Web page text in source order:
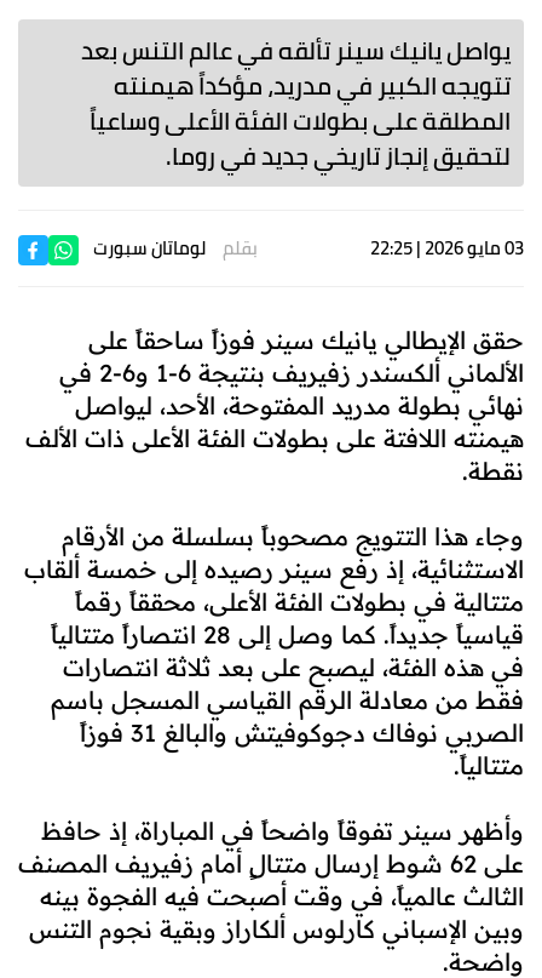
يواصل يانيك سينر تألقه في عالم التنس بعد
تتويجه الكبير في مدريد، مؤكداً هيمنته
المطلقة على بطولات الفئة الأعلى وساعياً
لتحقيق إنجاز تاريخي جديد في روما.
03 مايو 2026 | 22:25 بقلم لوماتان سبورت
حقق الإيطالي يانيك سينر فوزاً ساحقاً على
الألماني ألكسندر زفيريف بنتيجة 6-1 و6-2 في
نهائي بطولة مدريد المفتوحة، الأحد، ليواصل
هيمنته اللافتة على بطولات الفئة الأعلى ذات الألف
نقطة.
وجاء هذا التتويج مصحوباً بسلسلة من الأرقام
الاستثنائية، إذ رفع سينر رصيده إلى خمسة ألقاب
متتالية في بطولات الفئة الأعلى، محققاً رقماً
قياسياً جديداً. كما وصل إلى 28 انتصاراً متتالياً
في هذه الفئة، ليصبح على بعد ثلاثة انتصارات
فقط من معادلة الرقم القياسي المسجل باسم
الصربي نوفاك دجوكوفيتش والبالغ 31 فوزاً
متتالياً.
وأظهر سينر تفوقاً واضحاً في المباراة، إذ حافظ
على 62 شوط إرسال متتالٍ أمام زفيريف المصنف
الثالث عالمياً، في وقت أصبحت فيه الفجوة بينه
وبين الإسباني كارلوس ألكاراز وبقية نجوم التنس
واضحة.